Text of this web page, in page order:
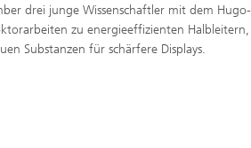
drei junge Wissenschaftler mit dem Hugo-
zu energieeffizienten Halbleitern,
Substanzen für schärfere Displays.